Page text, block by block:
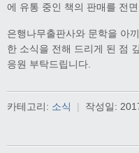
에 유통 중인 책의 판매를 전
은행나무출판사와 문학을 아
한 소식을 전해 드리게 된 점
응원 부탁드립니다.
카테고리: 소식 | 작성일: